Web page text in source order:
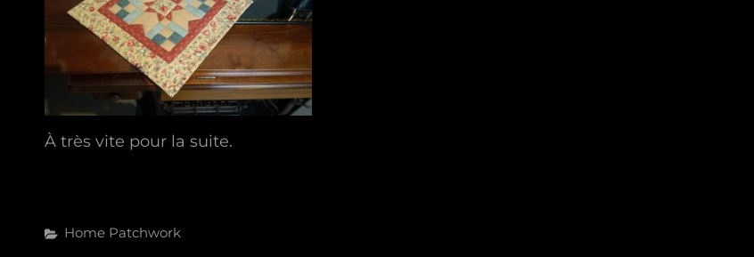
À très vite pour la suite.
Categories
Home Patchwork